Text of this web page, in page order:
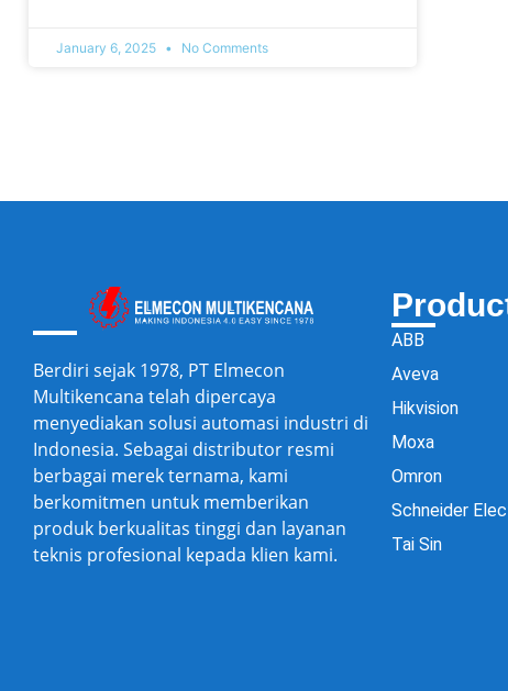
January 6, 2025 No Comments
Berdiri sejak 1978, PT Elmecon
Multikencana telah dipercaya
menyediakan solusi automasi industri di
Indonesia. Sebagai distributor resmi
berbagai merek ternama, kami
berkomitmen untuk memberikan
produk berkualitas tinggi dan layanan
teknis profesional kepada klien kami.
ABB
Aveva
Hikvision
Moxa
Omron
Schneider
Tai Sin